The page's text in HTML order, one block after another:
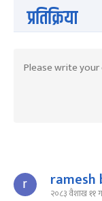
प्रतिक्रिया
ramesh
२०८३ वैशाख ११